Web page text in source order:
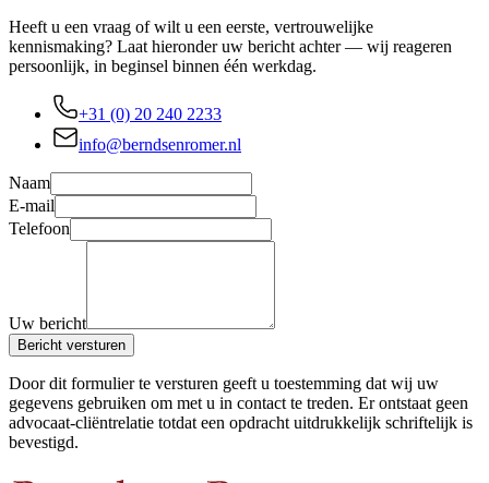
Heeft u een vraag of wilt u een eerste, vertrouwelijke
kennismaking? Laat hieronder uw bericht achter — wij reageren
persoonlijk, in beginsel binnen één werkdag.
+31 (0) 20 240 2233
info@berndsenromer.nl
Naam
E-mail
Telefoon
Uw bericht
Bericht versturen
Door dit formulier te versturen geeft u toestemming dat wij uw
gegevens gebruiken om met u in contact te treden. Er ontstaat geen
advocaat-cliëntrelatie totdat een opdracht uitdrukkelijk schriftelijk is
bevestigd.